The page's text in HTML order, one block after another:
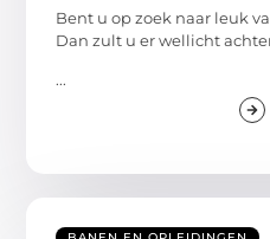
Bent u op zoek naar leuk
Dan zult u er wellicht
...